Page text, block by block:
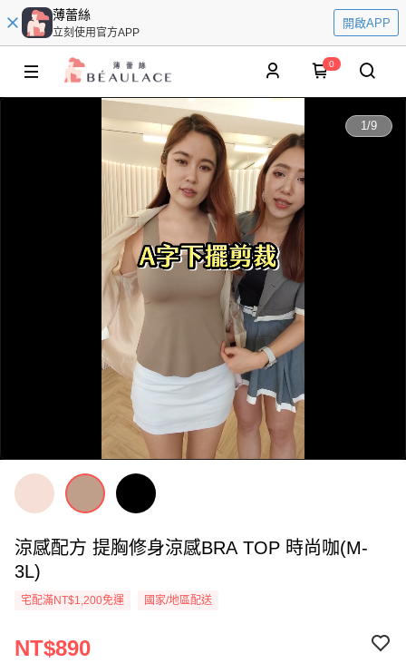
薄蕾絲
立刻使用官方APP
開啟APP
0
0:00
1/9
涼感配方 提胸修身涼感BRA TOP 時尚咖(M-
3L)
宅配滿NT$1,200免運 國家/地區配送
NT$890